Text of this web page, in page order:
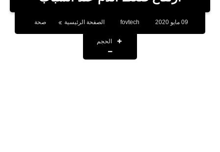
بلوجر
اخبار
العاب
fovtech الصفحة الرئيسية صحة
الحجم